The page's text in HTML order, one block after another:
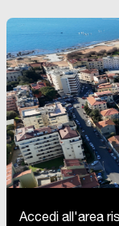
Accedi all'area